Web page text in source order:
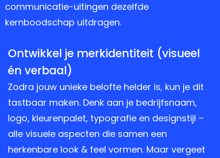
communicatie-uitingen dezelfde
kernboodschap uitdragen.
Ontwikkel je merkidentiteit (visueel
én verbaal)
Zodra jouw unieke belofte helder is, kun je dit
tastbaar maken. Denk aan je bedrijfsnaam,
logo, kleurenpalet, typografie en designstijl –
alle visuele aspecten die samen een
herkenbare look & feel vormen. Maar vergeet